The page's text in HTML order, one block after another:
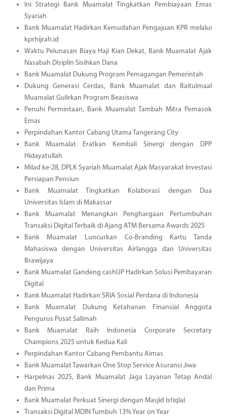
Ini Strategi Bank Muamalat Tingkatkan Pembiayaan Emas
Syariah
Bank Muamalat Hadirkan Kemudahan Pengajuan KPR melalui
kprhijrah.id
Waktu Pelunasan Biaya Haji Kian Dekat, Bank Muamalat Ajak
Nasabah Disiplin Sisihkan Dana
Bank Muamalat Dukung Program Pemagangan Pemerintah
Dukung Generasi Cerdas, Bank Muamalat dan Baitulmaal
Muamalat Gulirkan Program Beasiswa
Penuhi Permintaan, Bank Muamalat Tambah Mitra Pemasok
Emas
Perpindahan Kantor Cabang Utama Tangerang City
Bank Muamalat Eratkan Kembali Sinergi dengan DPP
Hidayatullah
Milad ke-28, DPLK Syariah Muamalat Ajak Masyarakat Investasi
Persiapan Pensiun
Bank Muamalat Tingkatkan Kolaborasi dengan Dua
Universitas Islam di Makassar
Bank Muamalat Menangkan Penghargaan Pertumbuhan
Transaksi Digital Terbaik di Ajang ATM Bersama Awards 2025
Bank Muamalat Luncurkan Co-Branding Kartu Tanda
Mahasiswa dengan Universitas Airlangga dan Universitas
Brawijaya
Bank Muamalat Gandeng cashUP Hadirkan Solusi Pembayaran
Digital
Bank Muamalat Hadirkan SRIA Sosial Perdana di Indonesia
Bank Muamalat Dukung Ketahanan Finansial Anggota
Pengurus Pusat Salimah
Bank Muamalat Raih Indonesia Corporate Secretary
Champions 2025 untuk Kedua Kali
Perpindahan Kantor Cabang Pembantu Aimas
Bank Muamalat Tawarkan One Stop Service Asuransi Jiwa
Harpelnas 2025, Bank Muamalat Jaga Layanan Tetap Andal
dan Prima
Bank Muamalat Perkuat Sinergi dengan Masjid Istiqlal
Transaksi Digital MDIN Tumbuh 13% Year on Year